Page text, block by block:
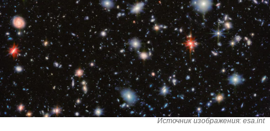
Источник изображения: esa.int